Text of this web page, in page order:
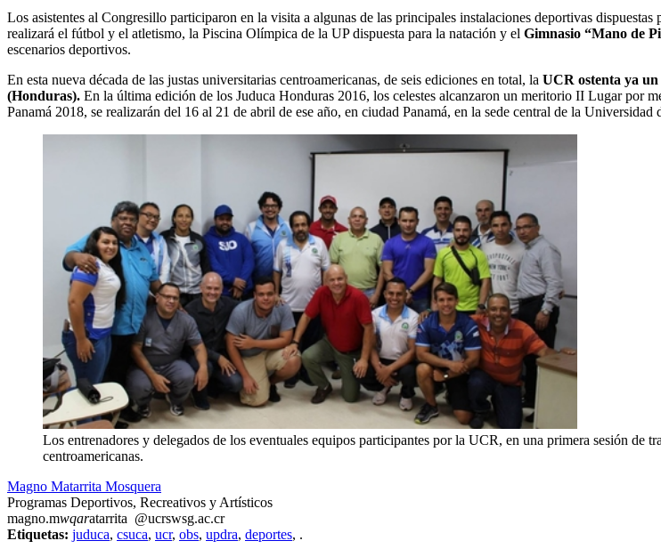
Los asistentes al Congresillo participaron en la visita a algunas de las principales instalaciones deportivas
realizará el fútbol y el atletismo, la Piscina Olímpica de la UP dispuesta para la natación y el Gimnasio “Mano de
escenarios deportivos.
En esta nueva década de las justas universitarias centroamericanas, de seis ediciones en total, la UCR ostenta ya un
(Honduras). En la última edición de los Juduca Honduras 2016, los celestes alcanzaron un meritorio II Lugar por
Panamá 2018, se realizarán del 16 al 21 de abril de ese año, en ciudad Panamá, en la sede central de la Universidad
Los entrenadores y delegados de los eventuales equipos participantes por la UCR, en una primera sesión de
centroamericanas.
Magno Matarrita Mosquera
Programas Deportivos, Recreativos y Artísticos
magno.mwqaratarrita @ucrswsg.ac.cr
Etiquetas: juduca, csuca, ucr, obs, updra, deportes, .